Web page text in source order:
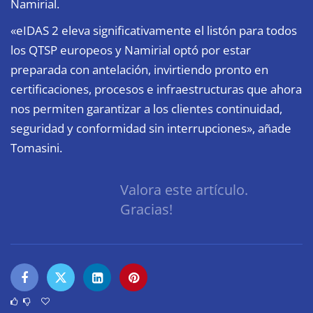
Namirial.
«eIDAS 2 eleva significativamente el listón para todos
los QTSP europeos y Namirial optó por estar
preparada con antelación, invirtiendo pronto en
certificaciones, procesos e infraestructuras que ahora
nos permiten garantizar a los clientes continuidad,
seguridad y conformidad sin interrupciones», añade
Tomasini.
Valora este artículo.
Gracias!